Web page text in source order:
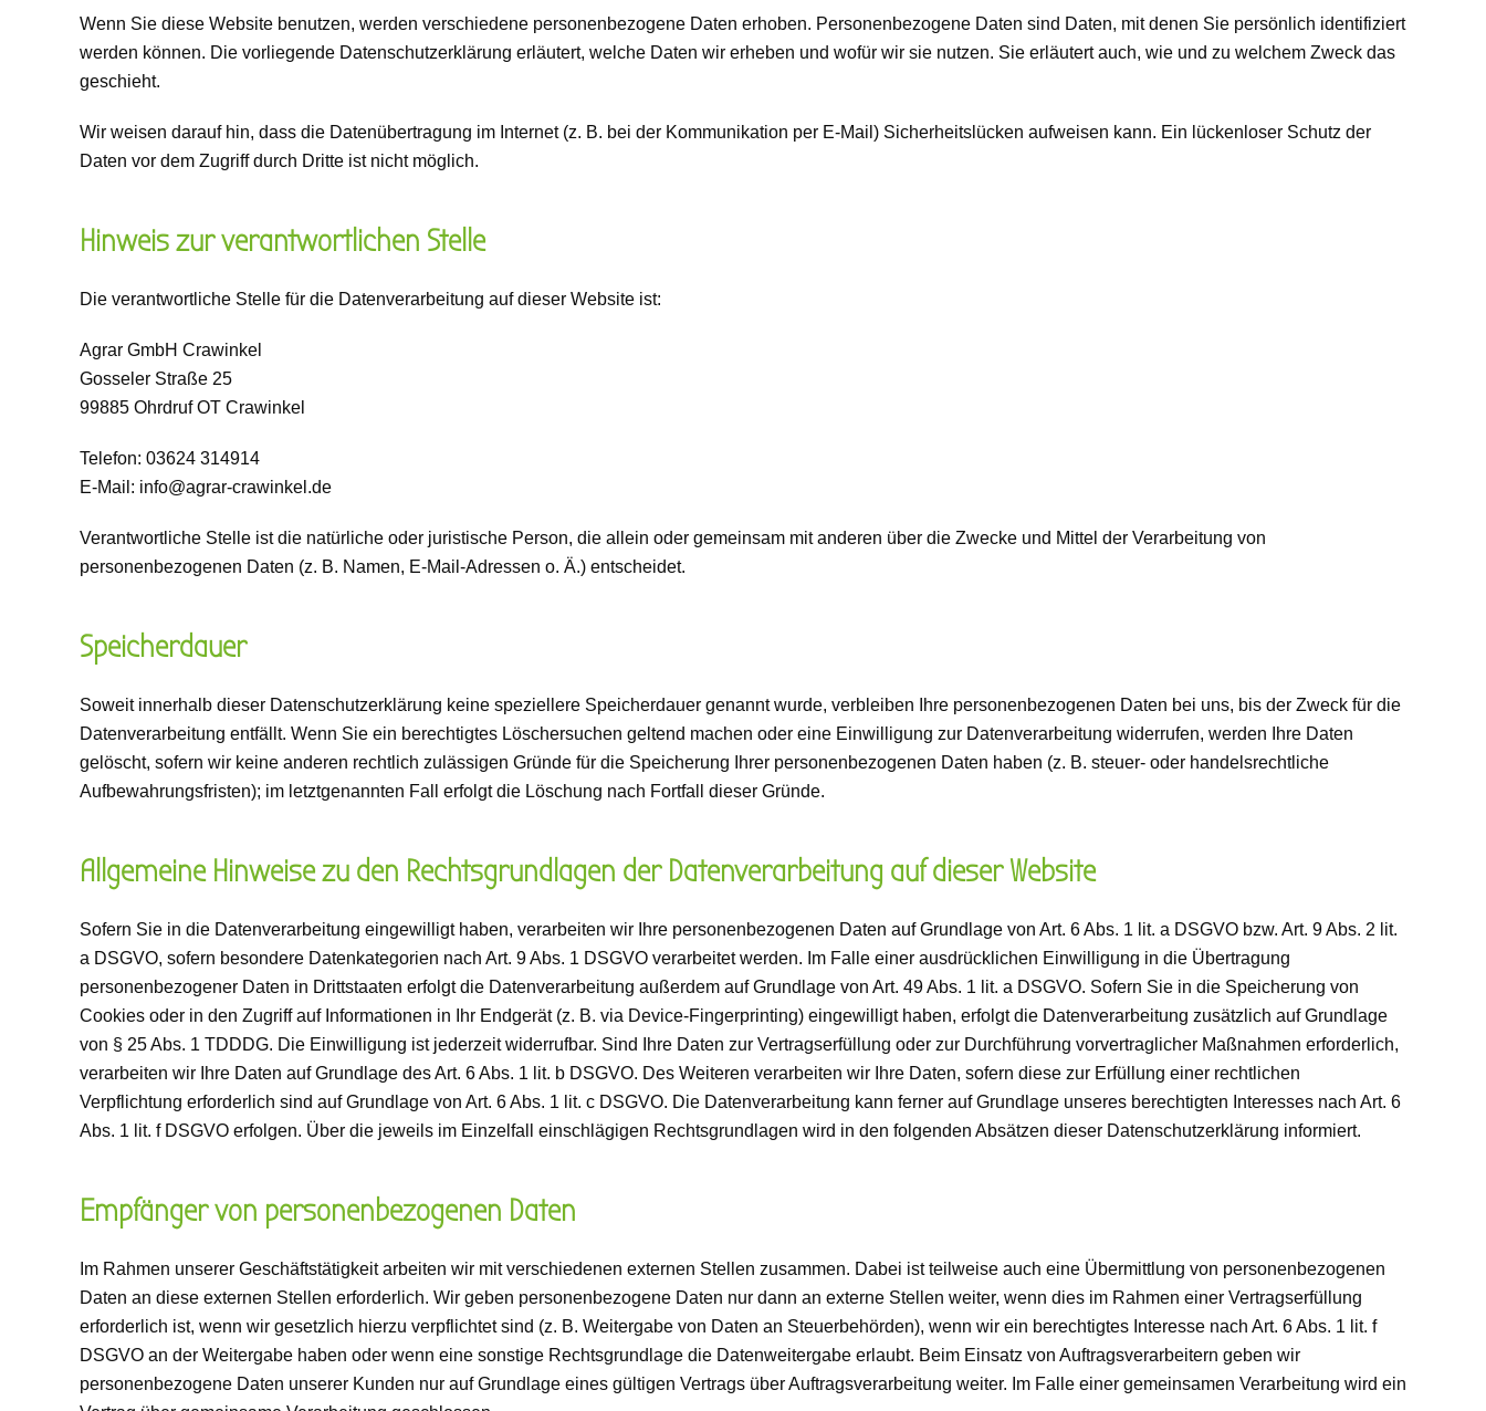
Wenn Sie diese Website benutzen, werden verschiedene personenbezogene Daten erhoben. Personenbezogene Daten sind Daten, mit denen Sie persönlich identifiziert
werden können. Die vorliegende Datenschutzerklärung erläutert, welche Daten wir erheben und wofür wir sie nutzen. Sie erläutert auch, wie und zu welchem Zweck das
geschieht.
Wir weisen darauf hin, dass die Datenübertragung im Internet (z. B. bei der Kommunikation per E-Mail) Sicherheitslücken aufweisen kann. Ein lückenloser Schutz der
Daten vor dem Zugriff durch Dritte ist nicht möglich.
Hinweis zur verantwortlichen Stelle
Die verantwortliche Stelle für die Datenverarbeitung auf dieser Website ist:
Agrar GmbH Crawinkel
Gosseler Straße 25
99885 Ohrdruf OT Crawinkel
Telefon: 03624 314914
E-Mail: info@agrar-crawinkel.de
Verantwortliche Stelle ist die natürliche oder juristische Person, die allein oder gemeinsam mit anderen über die Zwecke und Mittel der Verarbeitung von
personenbezogenen Daten (z. B. Namen, E-Mail-Adressen o. Ä.) entscheidet.
Speicherdauer
Soweit innerhalb dieser Datenschutzerklärung keine speziellere Speicherdauer genannt wurde, verbleiben Ihre personenbezogenen Daten bei uns, bis der Zweck für die
Datenverarbeitung entfällt. Wenn Sie ein berechtigtes Löschersuchen geltend machen oder eine Einwilligung zur Datenverarbeitung widerrufen, werden Ihre Daten
gelöscht, sofern wir keine anderen rechtlich zulässigen Gründe für die Speicherung Ihrer personenbezogenen Daten haben (z. B. steuer- oder handelsrechtliche
Aufbewahrungsfristen); im letztgenannten Fall erfolgt die Löschung nach Fortfall dieser Gründe.
Allgemeine Hinweise zu den Rechtsgrundlagen der Datenverarbeitung auf dieser Website
Sofern Sie in die Datenverarbeitung eingewilligt haben, verarbeiten wir Ihre personenbezogenen Daten auf Grundlage von Art. 6 Abs. 1 lit. a DSGVO bzw. Art. 9 Abs. 2 lit.
a DSGVO, sofern besondere Datenkategorien nach Art. 9 Abs. 1 DSGVO verarbeitet werden. Im Falle einer ausdrücklichen Einwilligung in die Übertragung
personenbezogener Daten in Drittstaaten erfolgt die Datenverarbeitung außerdem auf Grundlage von Art. 49 Abs. 1 lit. a DSGVO. Sofern Sie in die Speicherung von
Cookies oder in den Zugriff auf Informationen in Ihr Endgerät (z. B. via Device-Fingerprinting) eingewilligt haben, erfolgt die Datenverarbeitung zusätzlich auf Grundlage
von § 25 Abs. 1 TDDDG. Die Einwilligung ist jederzeit widerrufbar. Sind Ihre Daten zur Vertragserfüllung oder zur Durchführung vorvertraglicher Maßnahmen erforderlich,
verarbeiten wir Ihre Daten auf Grundlage des Art. 6 Abs. 1 lit. b DSGVO. Des Weiteren verarbeiten wir Ihre Daten, sofern diese zur Erfüllung einer rechtlichen
Verpflichtung erforderlich sind auf Grundlage von Art. 6 Abs. 1 lit. c DSGVO. Die Datenverarbeitung kann ferner auf Grundlage unseres berechtigten Interesses nach Art. 6
Abs. 1 lit. f DSGVO erfolgen. Über die jeweils im Einzelfall einschlägigen Rechtsgrundlagen wird in den folgenden Absätzen dieser Datenschutzerklärung informiert.
Empfänger von personenbezogenen Daten
Im Rahmen unserer Geschäftstätigkeit arbeiten wir mit verschiedenen externen Stellen zusammen. Dabei ist teilweise auch eine Übermittlung von personenbezogenen
Daten an diese externen Stellen erforderlich. Wir geben personenbezogene Daten nur dann an externe Stellen weiter, wenn dies im Rahmen einer Vertragserfüllung
erforderlich ist, wenn wir gesetzlich hierzu verpflichtet sind (z. B. Weitergabe von Daten an Steuerbehörden), wenn wir ein berechtigtes Interesse nach Art. 6 Abs. 1 lit. f
DSGVO an der Weitergabe haben oder wenn eine sonstige Rechtsgrundlage die Datenweitergabe erlaubt. Beim Einsatz von Auftragsverarbeitern geben wir
personenbezogene Daten unserer Kunden nur auf Grundlage eines gültigen Vertrags über Auftragsverarbeitung weiter. Im Falle einer gemeinsamen Verarbeitung wird ein